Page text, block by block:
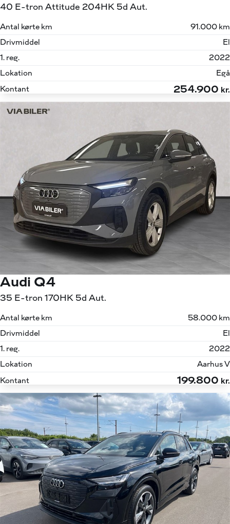
40 E-tron Attitude 204HK 5d Aut.
Antal kørte km
91.000 km
Drivmiddel
El
1. reg.
2022
Lokation
Egå
Kontant
254.900 kr.
Audi Q4
35 E-tron 170HK 5d Aut.
Antal kørte km
58.000 km
Drivmiddel
El
1. reg.
2022
Lokation
Aarhus V
Kontant
199.800 kr.